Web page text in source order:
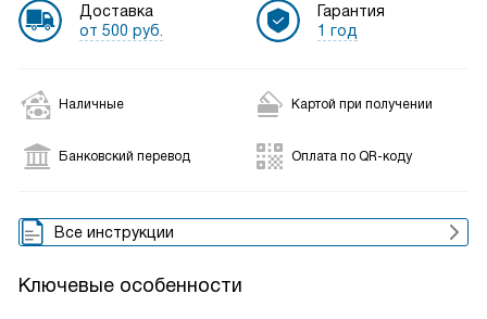
Доставка
от 500 руб.
Гарантия
1 год
Наличные Картой при получении
Банковский перевод Оплата по QR-коду
Все инструкции
Ключевые особенности